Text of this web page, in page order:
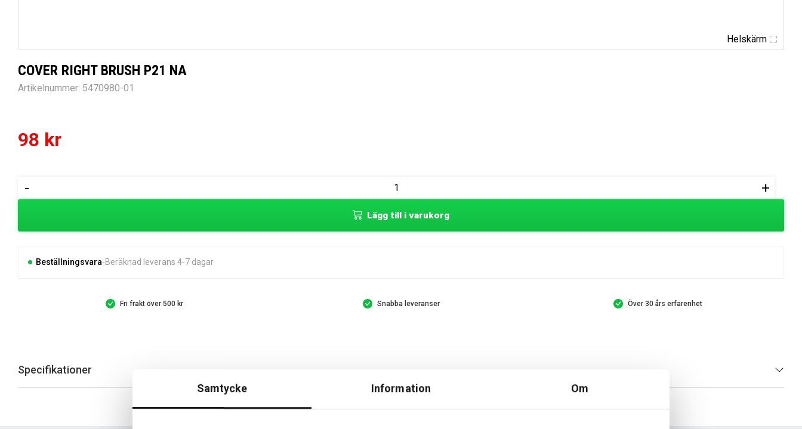
Samtycke Information Om
Helskärm
COVER RIGHT BRUSH P21 NA
Artikelnummer: 5470980-01
98 kr
-
RIGHT
+
Lägg till i varukorg
Beställningsvara Beräknad leverans 4-7 dagar
Fri frakt över 500 kr Snabba leveranser Över 30 års erfarenhet
Specifikationer